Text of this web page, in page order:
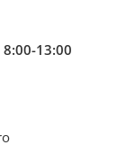
8:00-13:00